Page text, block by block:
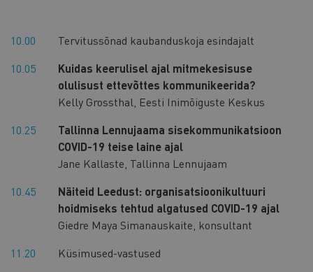
10.00
Tervitussõnad kaubanduskoja esindajalt
10.05
Kuidas keerulisel ajal mitmekesisuse
olulisust ettevõttes kommunikeerida?
Kelly Grossthal, Eesti Inimõiguste Keskus
10.25
Tallinna Lennujaama sisekommunikatsioon
COVID-19 teise laine ajal
Jane Kallaste, Tallinna Lennujaam
10.45
Näiteid Leedust: organisatsioonikultuuri
hoidmiseks tehtud algatused COVID-19 ajal
Giedre Maya Simanauskaite, konsultant
11.20
Küsimused-vastused